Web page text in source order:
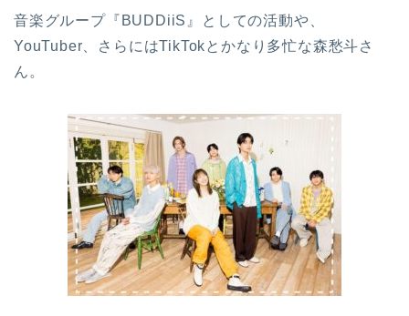
音楽グループ『BUDDiiS』としての活動や、
YouTuber、さらにはTikTokとかなり多忙な森愁斗さ
ん。